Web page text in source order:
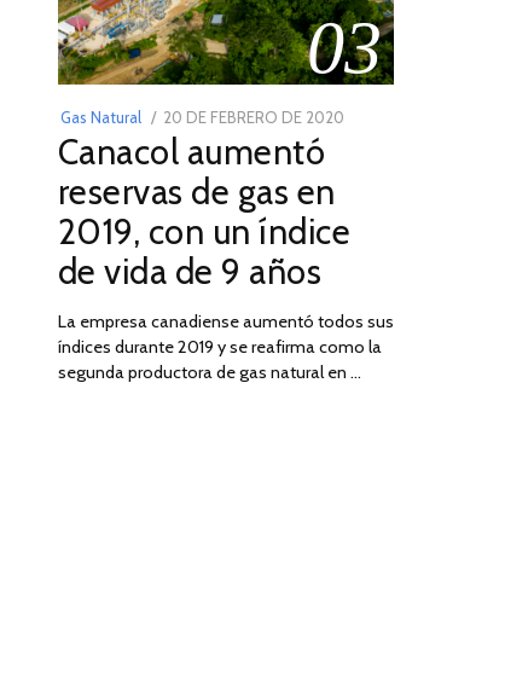
03
Gas Natural
POSTED
ON
20 DE FEBRERO DE 2020
2025
Canacol aumentó
reservas de gas en
2019, con un índice
de vida de 9 años
La empresa canadiense aumentó todos sus
índices durante 2019 y se reafirma como la
segunda productora de gas natural en …